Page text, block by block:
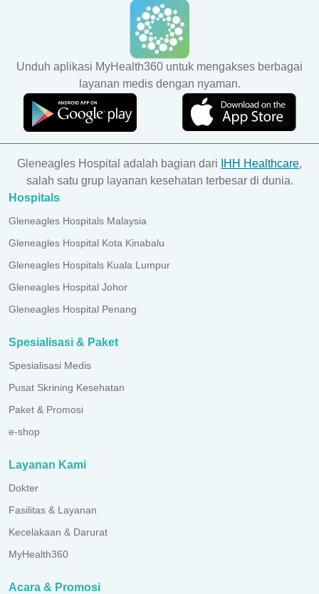
Unduh aplikasi MyHealth360 untuk mengakses berbagai
layanan medis dengan nyaman.
Gleneagles Hospital adalah bagian dari IHH Healthcare,
salah satu grup layanan kesehatan terbesar di dunia.
Hospitals
Gleneagles Hospitals Malaysia
Gleneagles Hospital Kota Kinabalu
Gleneagles Hospitals Kuala Lumpur
Gleneagles Hospital Johor
Gleneagles Hospital Penang
Spesialisasi & Paket
Spesialisasi Medis
Pusat Skrining Kesehatan
Paket & Promosi
e-shop
Layanan Kami
Dokter
Fasilitas & Layanan
Kecelakaan & Darurat
MyHealth360
Acara & Promosi